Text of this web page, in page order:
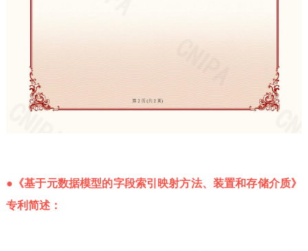
●《基于元数据模型的字段索引映射方法、装置和存储介质》
专利简述：